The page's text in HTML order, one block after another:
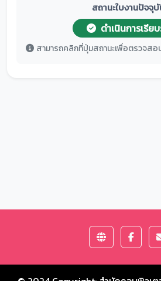
สถานะใบงานปัจจุ
ดำเนินการเรีย
สามารถคลิกที่ปุ่มสถานะเพื่อตรวจสอ